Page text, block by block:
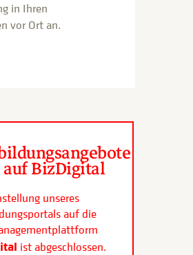
in Ihren
vor Ort an.
BizDigital
unseres
auf die
ist abgeschlossen.